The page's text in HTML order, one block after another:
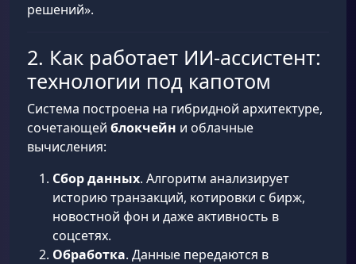
решений».
2. Как работает ИИ-ассистент:
технологии под капотом
Система построена на гибридной архитектуре,
сочетающей блокчейн и облачные
вычисления:
Сбор данных. Алгоритм анализирует
историю транзакций, котировки с бирж,
новостной фон и даже активность в
соцсетях.
Обработка. Данные передаются в